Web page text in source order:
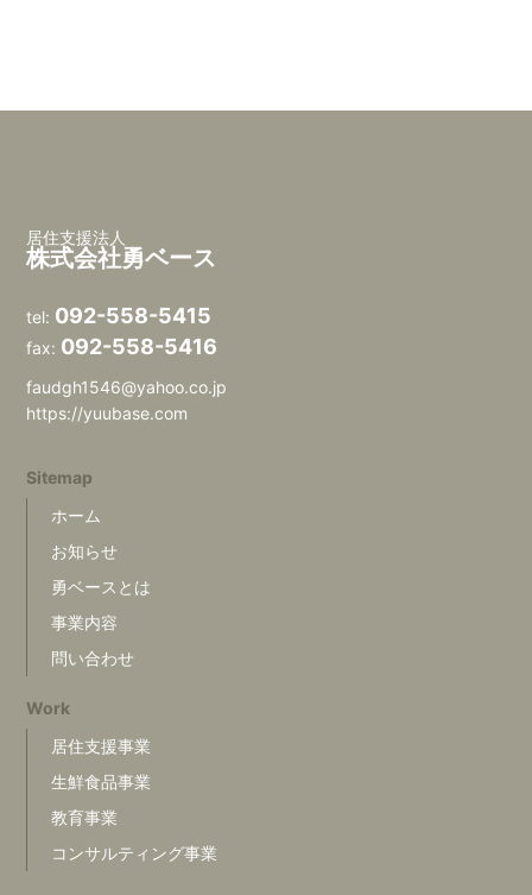
居住支援法人
株式会社勇ベース
tel: 092-558-5415
fax: 092-558-5416
faudgh1546@yahoo.co.jp
https://yuubase.com
Sitemap
ホーム
お知らせ
勇ベースとは
事業内容
問い合わせ
Work
居住支援事業
生鮮食品事業
教育事業
コンサルティング事業